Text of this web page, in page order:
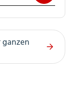
ganzen